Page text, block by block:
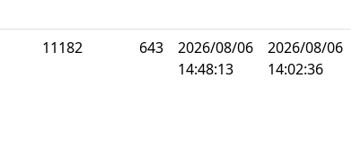
11182 643
2026/08/06
14:48:13
2026/08/06
14:02:36